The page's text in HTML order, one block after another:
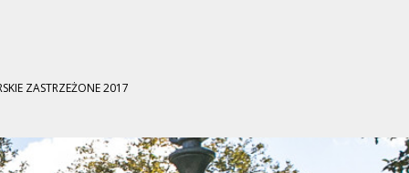
ZASTRZEŻONE 2017